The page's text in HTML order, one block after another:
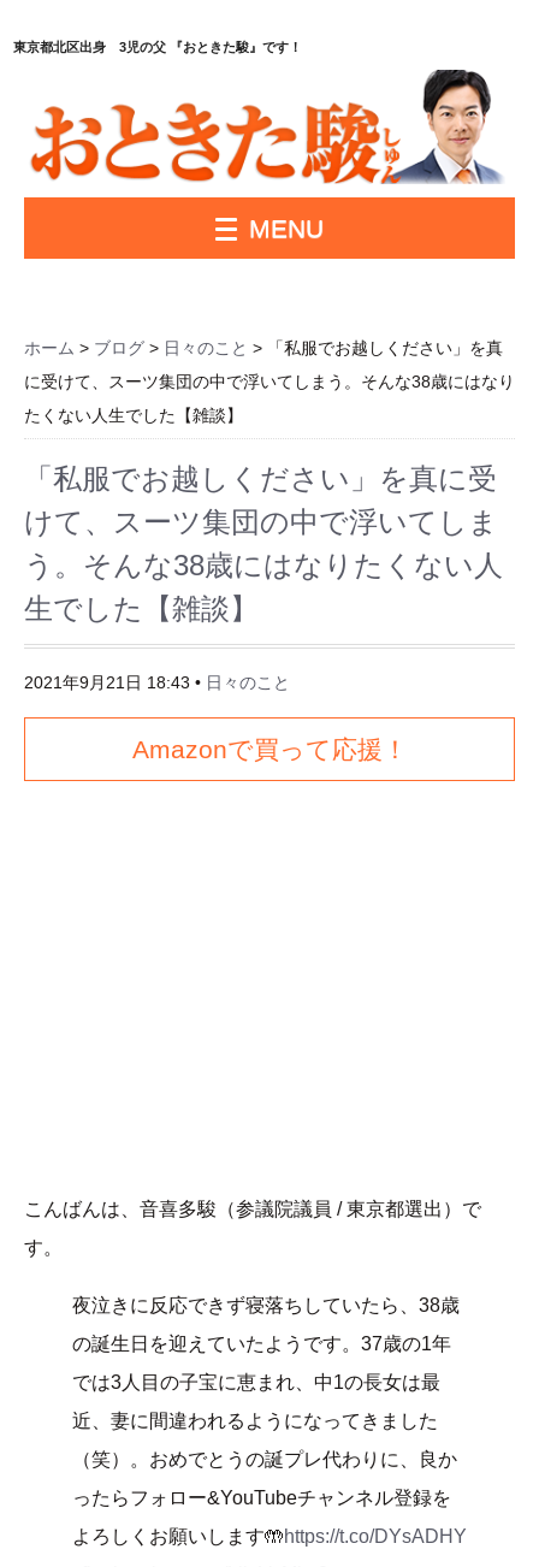
東京都北区出身 3児の父 『おときた駿』です！
MENU
ホーム > ブログ > 日々のこと > 「私服でお越しください」を真
に受けて、スーツ集団の中で浮いてしまう。そんな38歳にはなり
たくない人生でした【雑談】
「私服でお越しください」を真に受
けて、スーツ集団の中で浮いてしま
う。そんな38歳にはなりたくない人
生でした【雑談】
2021年9月21日 18:43 • 日々のこと
Amazonで買って応援！
こんばんは、音喜多駿（参議院議員 / 東京都選出）で
す。
夜泣きに反応できず寝落ちしていたら、38歳
の誕生日を迎えていたようです。37歳の1年
では3人目の子宝に恵まれ、中1の長女は最
近、妻に間違われるようになってきました
（笑）。おめでとうの誕プレ代わりに、良か
ったらフォロー&YouTubeチャンネル登録を
よろしくお願いします🤲https://t.co/DYsADHY